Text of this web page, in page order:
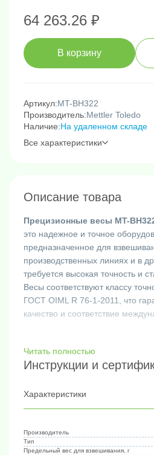
64 263.26 ₽
В корзину
Артикул:MT-BH322
Производитель:Mettler Toledo
Наличие:На удаленном складе
Все характеристики
Описание товара
Прецизионные весы MT-
это надежное и точное
предназначенное для
производственных линиях и в
требуется высокая точность и
Весы соответствуют классу
ГОСТ OIML R 76-1-2011, что
качество и соответствие
- Дискретность: 0.01 г
- Класс точности: II (высокий)
- Дисплей: графический ЖК-
- 8 рабочих языков: английский,
французский, испанский,
Читать полностью
Инструкции и
Характеристики
Производитель
Тип
Предельный вес для взвешивания, г